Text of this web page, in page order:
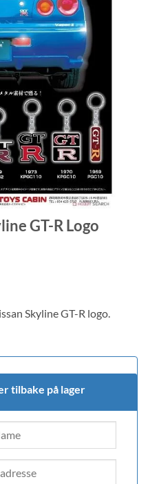
GT-R Logo
Skyline GT-R logo.
tilbake på lager